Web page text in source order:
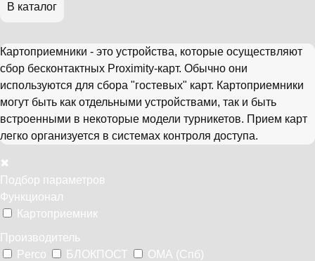
В каталог
Картоприемники - это устройства, которые осуществляют
сбор бесконтактных Proximity-карт. Обычно они
используются для сбора "гостевых" карт. Картоприемники
могут быть как отдельными устройствами, так и быть
встроенными в некоторые модели турникетов. Прием карт
легко организуется в системах контроля доступа.
✖
Подбор параметров
Функционал
Картоприемник
Производитель
Perco
БЛОКПОСТ ОМА (Спб)